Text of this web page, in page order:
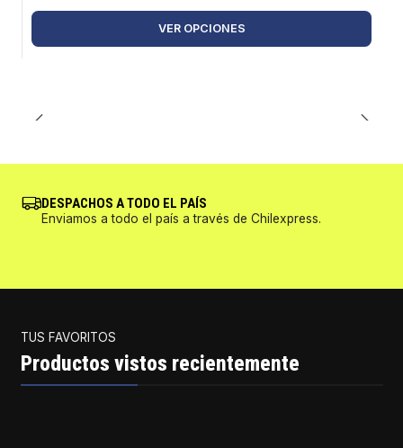
VER OPCIONES
DESPACHOS A TODO EL PAÍS
Enviamos a todo el país a través de Chilexpress.
TUS FAVORITOS
Productos vistos recientemente